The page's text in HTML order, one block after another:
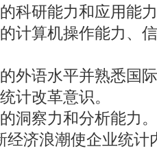
研能力和应用能
算机操作能力、信
语水平并熟悉国
改革意识。
察力和分析能力。
济浪潮使企业统计